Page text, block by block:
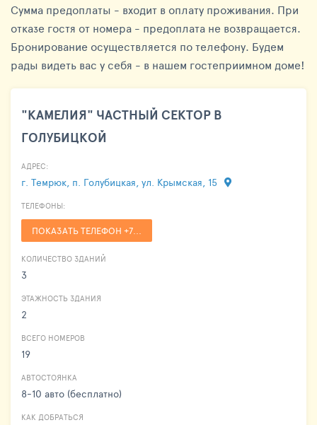
Сумма предоплаты - входит в оплату проживания. При
отказе гостя от номера - предоплата не возвращается.
Бронирование осуществляется по телефону. Будем
рады видеть вас у себя - в нашем гостеприимном доме!
"КАМЕЛИЯ" ЧАСТНЫЙ СЕКТОР В
ГОЛУБИЦКОЙ
АДРЕС:
г. Темрюк, п. Голубицкая, ул. Крымская, 15
ТЕЛЕФОНЫ:
ПОКАЗАТЬ ТЕЛЕФОН +7...
КОЛИЧЕСТВО ЗДАНИЙ
3
ЭТАЖНОСТЬ ЗДАНИЯ
2
ВСЕГО НОМЕРОВ
19
АВТОСТОЯНКА
8-10 авто (бесплатно)
КАК ДОБРАТЬСЯ